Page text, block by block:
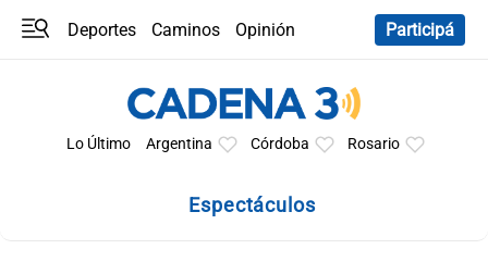
Deportes Caminos
Opinión
Participá
Lo Último Argentina Córdoba Rosario
Espectáculos